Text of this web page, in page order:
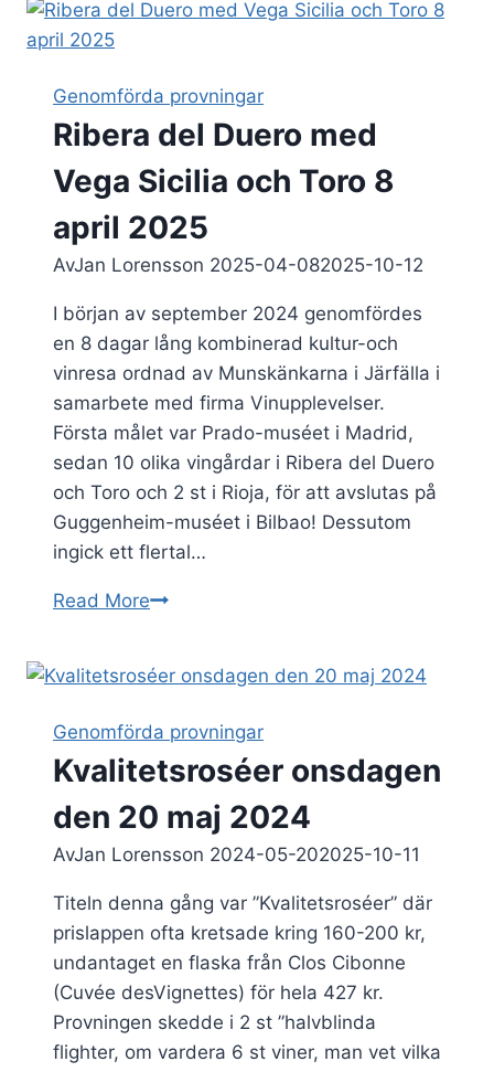
och
okt
2025
Genomförda provningar
Ribera del Duero med
Vega Sicilia och Toro 8
april 2025
AvJan Lorensson 2025-04-082025-10-12
I början av september 2024 genomfördes
en 8 dagar lång kombinerad kultur-och
vinresa ordnad av Munskänkarna i Järfälla i
samarbete med firma Vinupplevelser.
Första målet var Prado-muséet i Madrid,
sedan 10 olika vingårdar i Ribera del Duero
och Toro och 2 st i Rioja, för att avslutas på
Guggenheim-muséet i Bilbao! Dessutom
ingick ett flertal…
Read MoreRibera
med
Sicilia
och
Toro
april
2025
Genomförda provningar
Kvalitetsroséer onsdagen
den 20 maj 2024
AvJan Lorensson 2024-05-202025-10-11
Titeln denna gång var ”Kvalitetsroséer” där
prislappen ofta kretsade kring 160-200 kr,
undantaget en flaska från Clos Cibonne
(Cuvée desVignettes) för hela 427 kr.
Provningen skedde i 2 st ”halvblinda
flighter, om vardera 6 st viner, man vet vilka